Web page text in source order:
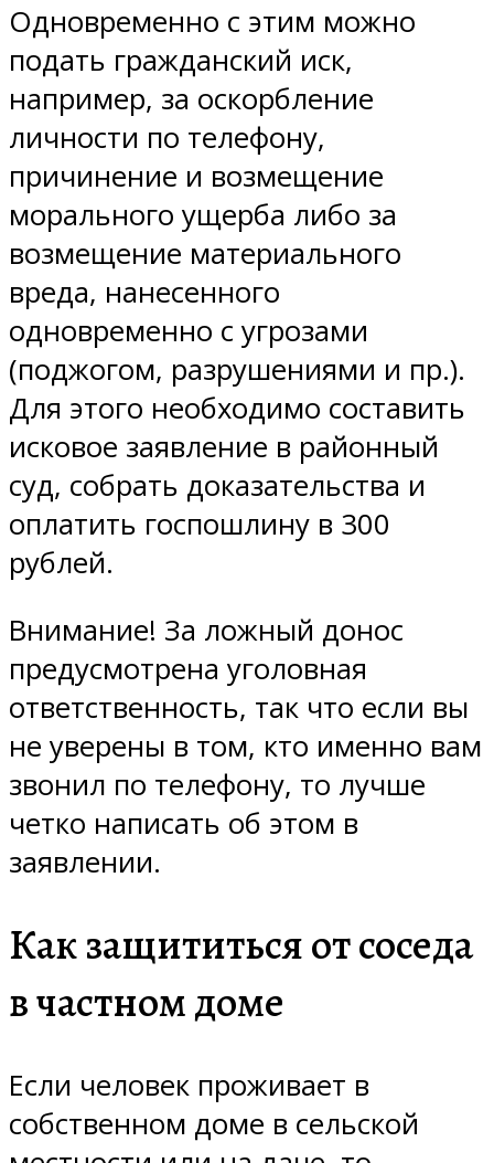
Одновременно с этим можно
подать гражданский иск,
например, за оскорбление
личности по телефону,
причинение и возмещение
морального ущерба либо за
возмещение материального
вреда, нанесенного
одновременно с угрозами
(поджогом, разрушениями и пр.).
Для этого необходимо составить
исковое заявление в районный
суд, собрать доказательства и
оплатить госпошлину в 300
рублей.
Внимание! За ложный донос
предусмотрена уголовная
ответственность, так что если вы
не уверены в том, кто именно вам
звонил по телефону, то лучше
четко написать об этом в
заявлении.
Как защититься от соседа
в частном доме
Если человек проживает в
собственном доме в сельской